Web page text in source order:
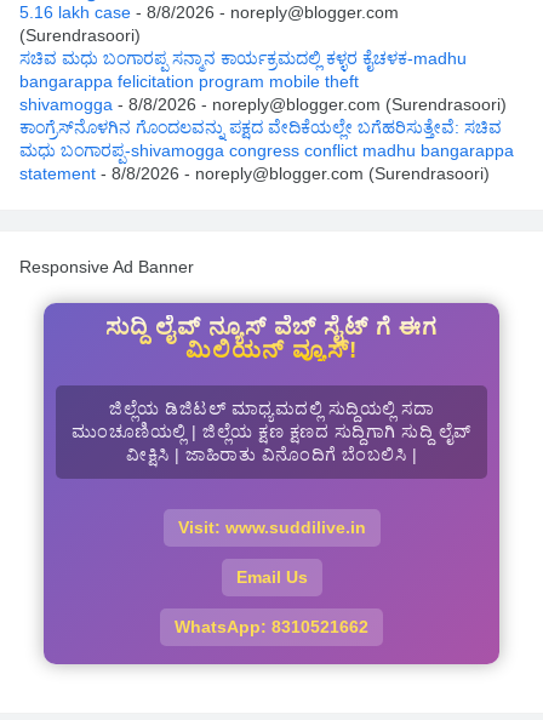
5.16 lakh case - 8/8/2026 - noreply@blogger.com
(Surendrasoori)
ಸಚಿವ ಮಧು ಬಂಗಾರಪ್ಪ ಸನ್ಮಾನ ಕಾರ್ಯಕ್ರಮದಲ್ಲಿ ಕಳ್ಳರ ಕೈಚಳಕ-madhu
bangarappa felicitation program mobile theft
shivamogga - 8/8/2026 - noreply@blogger.com (Surendrasoori)
ಕಾಂಗ್ರೆಸ್‌ನೊಳಗಿನ ಗೊಂದಲವನ್ನು ಪಕ್ಷದ ವೇದಿಕೆಯಲ್ಲೇ ಬಗೆಹರಿಸುತ್ತೇವೆ: ಸಚಿವ
ಮಧು ಬಂಗಾರಪ್ಪ-shivamogga congress conflict madhu bangarappa
statement - 8/8/2026 - noreply@blogger.com (Surendrasoori)
Responsive Ad Banner
ಸುದ್ದಿ ಲೈವ್ ನ್ಯೂಸ್ ವೆಬ್ ಸೈಟ್ ಗೆ ಈಗ
ಮಿಲಿಯನ್ ವ್ಯೂಸ್!
ಜಿಲ್ಲೆಯ ಡಿಜಿಟಲ್ ಮಾಧ್ಯಮದಲ್ಲಿ ಸುದ್ದಿಯಲ್ಲಿ ಸದಾ
ಮುಂಚೂಣಿಯಲ್ಲಿ | ಜಿಲ್ಲೆಯ ಕ್ಷಣ ಕ್ಷಣದ ಸುದ್ದಿಗಾಗಿ ಸುದ್ದಿ ಲೈವ್
ವೀಕ್ಷಿಸಿ | ಜಾಹಿರಾತು ವಿನೊಂದಿಗೆ ಬೆಂಬಲಿಸಿ |
Visit: www.suddilive.in
Email Us
WhatsApp: 8310521662